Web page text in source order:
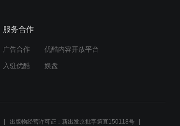
服务合作
广告合作 优酷内容开放平台
入驻优酷 娱盘
出版物经营许可证：新出发京批字第直150118号